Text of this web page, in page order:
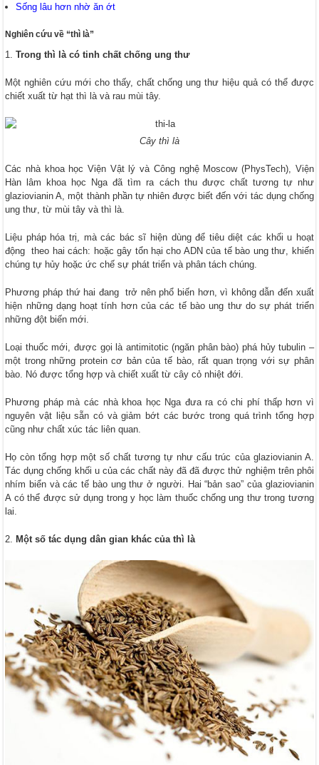
Sống lâu hơn nhờ ăn ớt
Nghiên cứu về “thì là”
Trong thì là có tinh chất chống ung thư
Một nghiên cứu mới cho thấy, chất chống ung thư hiệu quả có thể được
chiết xuất từ hạt thì là và rau mùi tây.
Cây thì là
Các nhà khoa học Viện Vật lý và Công nghệ Moscow (PhysTech), Viện
Hàn lâm khoa học Nga đã tìm ra cách thu được chất tương tự như
glaziovianin A, một thành phần tự nhiên được biết đến với tác dụng chống
ung thư, từ mùi tây và thì là.
Liệu pháp hóa trị, mà các bác sĩ hiện dùng để tiêu diệt các khối u hoạt
động theo hai cách: hoặc gây tổn hại cho ADN của tế bào ung thư, khiến
chúng tự hủy hoặc ức chế sự phát triển và phân tách chúng.
Phương pháp thứ hai đang trở nên phổ biến hơn, vì không dẫn đến xuất
hiện những dạng hoạt tính hơn của các tế bào ung thư do sự phát triển
những đột biến mới.
Loại thuốc mới, được gọi là antimitotic (ngăn phân bào) phá hủy tubulin –
một trong những protein cơ bản của tế bào, rất quan trọng với sự phân
bào. Nó được tổng hợp và chiết xuất từ cây cỏ nhiệt đới.
Phương pháp mà các nhà khoa học Nga đưa ra có chi phí thấp hơn vì
nguyên vật liệu sẵn có và giảm bớt các bước trong quá trình tổng hợp
cũng như chất xúc tác liên quan.
Họ còn tổng hợp một số chất tương tự như cấu trúc của glaziovianin A.
Tác dụng chống khối u của các chất này đã đã được thử nghiệm trên phôi
nhím biển và các tế bào ung thư ở người. Hai “bản sao” của glaziovianin
A có thể được sử dụng trong y học làm thuốc chống ung thư trong tương
lai.
Một số tác dụng dân gian khác của thì là